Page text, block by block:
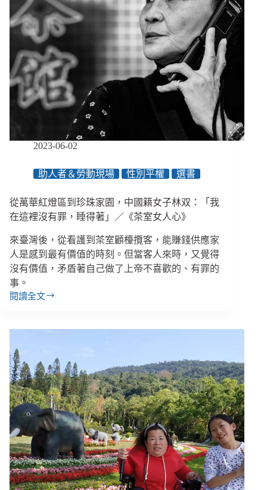
性
的
命
故
事
【後
生
2023-06-02
助人者＆勞動現場 性別平權 選書
從萬華紅燈區到珍珠家園，中國籍女子林双：「我
在這裡沒有罪，睡得著」／《茶室女人心》
來臺灣後，從看護到茶室顧檯攬客，能賺錢供應家
人是感到最有價值的時刻。但當客人來時，又覺得
沒有價值，矛盾著自己做了上帝不喜歡的、有罪的
事。
閱讀全文
從
燈
區
到
珍
珠
家
園，
中
國
籍
女